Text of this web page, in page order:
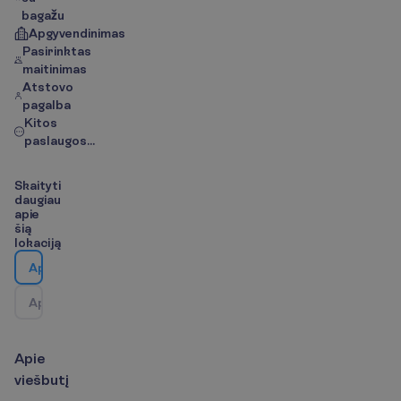
bagažu
Apgyvendinimas
Pasirinktas
maitinimas
Atstovo
pagalba
Kitos
paslaugos...
Skaityti
daugiau
apie
šią
lokaciją
Ap
Ap
Apie
viešbutį